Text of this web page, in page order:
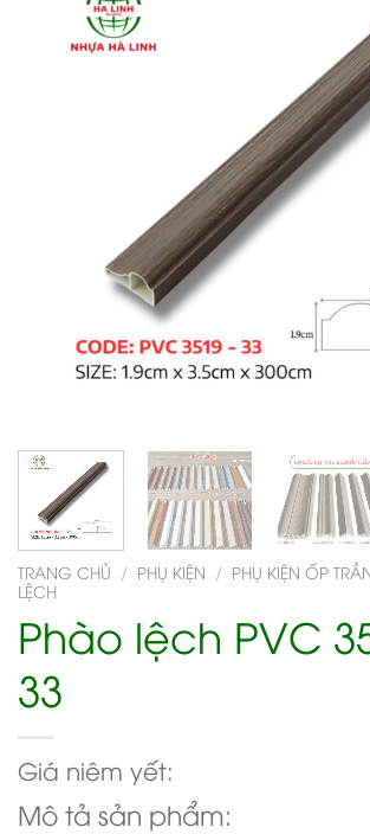
TRANG CHỦ / PHỤ KIỆN / PHỤ KIỆN ỐP
LỆCH
Phào lệch PVC
33
Giá niêm yết:
Mô tả sản phẩm: